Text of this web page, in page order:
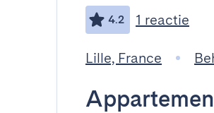
4.2 1 reactie
Lille, France